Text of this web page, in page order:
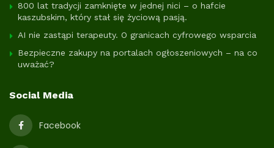
800 lat tradycji zamknięte w jednej nici – o hafcie
kaszubskim, który stał się życiową pasją.
AI nie zastąpi terapeuty. O granicach cyfrowego wsparcia
Bezpieczne zakupy na portalach ogłoszeniowych – na co
uważać?
Social Media
Facebook